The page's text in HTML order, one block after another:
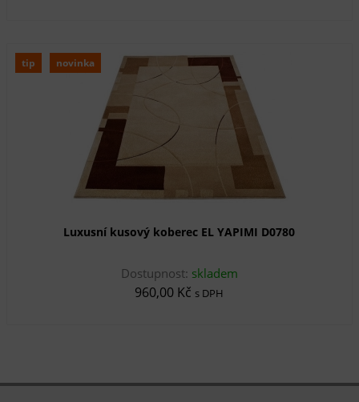
tip novinka
Luxusní kusový koberec EL YAPIMI D0780
Dostupnost: skladem
960,00 Kč s DPH